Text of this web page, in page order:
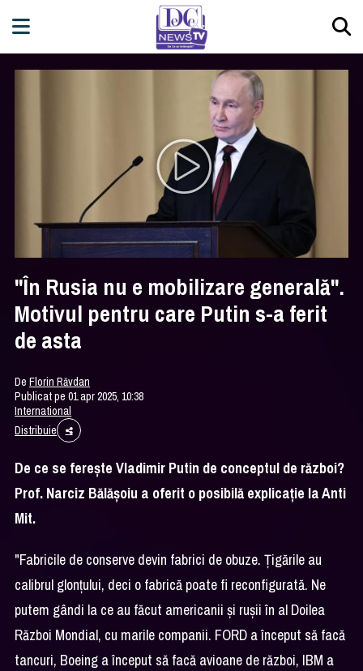
"În Rusia nu e mobilizare generală".
Motivul pentru care Putin s-a ferit
de asta
DeFlorin Răvdan
Publicat pe 01 apr 2025, 10:38
International
Distribuie
De ce se fereşte Vladimir Putin de conceptul de război?
Prof. Narciz Bălăşoiu a oferit o posibilă explicaţie la Anti
Mit.
"Fabricile de conserve devin fabrici de obuze. Ţigările au
calibrul glonţului, deci o fabrică poate fi reconfigurată. Ne
putem gândi la ce au făcut americanii şi ruşii în al Doilea
Război Mondial, cu marile companii. FORD a început să facă
tancuri, Boeing a început să facă avioane de război, IBM a